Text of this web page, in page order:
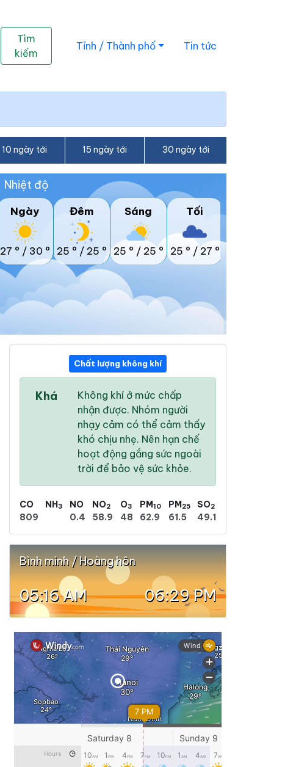
Tìm
kiếm
Tỉnh / Thành phố Tin tức
10 ngày tới 15 ngày tới 30 ngày tới
Nhiệt độ
Ngày
27 ° / 30 °
Đêm
25 ° / 25 °
Sáng
25 ° / 25 °
Tối
25 ° / 27 °
25 °/
25 ° /
Chất lượng không khí
Khá
Không khí ở mức chấp
nhận được. Nhóm người
nhạy cảm có thể cảm thấy
khó chịu nhẹ. Nên hạn chế
hoạt động gắng sức ngoài
trời để bảo vệ sức khỏe.
CO
809
NH3
NO
0.4
NO2
58.9
O3
48
PM10
62.9
PM25
61.5
SO2
49.1
Bình minh / Hoàng hôn
05:16 AM 06:29 PM